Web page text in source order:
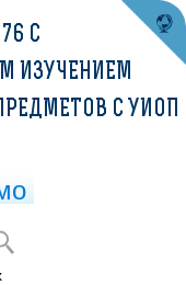
С
ИЗУЧЕНИЕМ
С УИОП